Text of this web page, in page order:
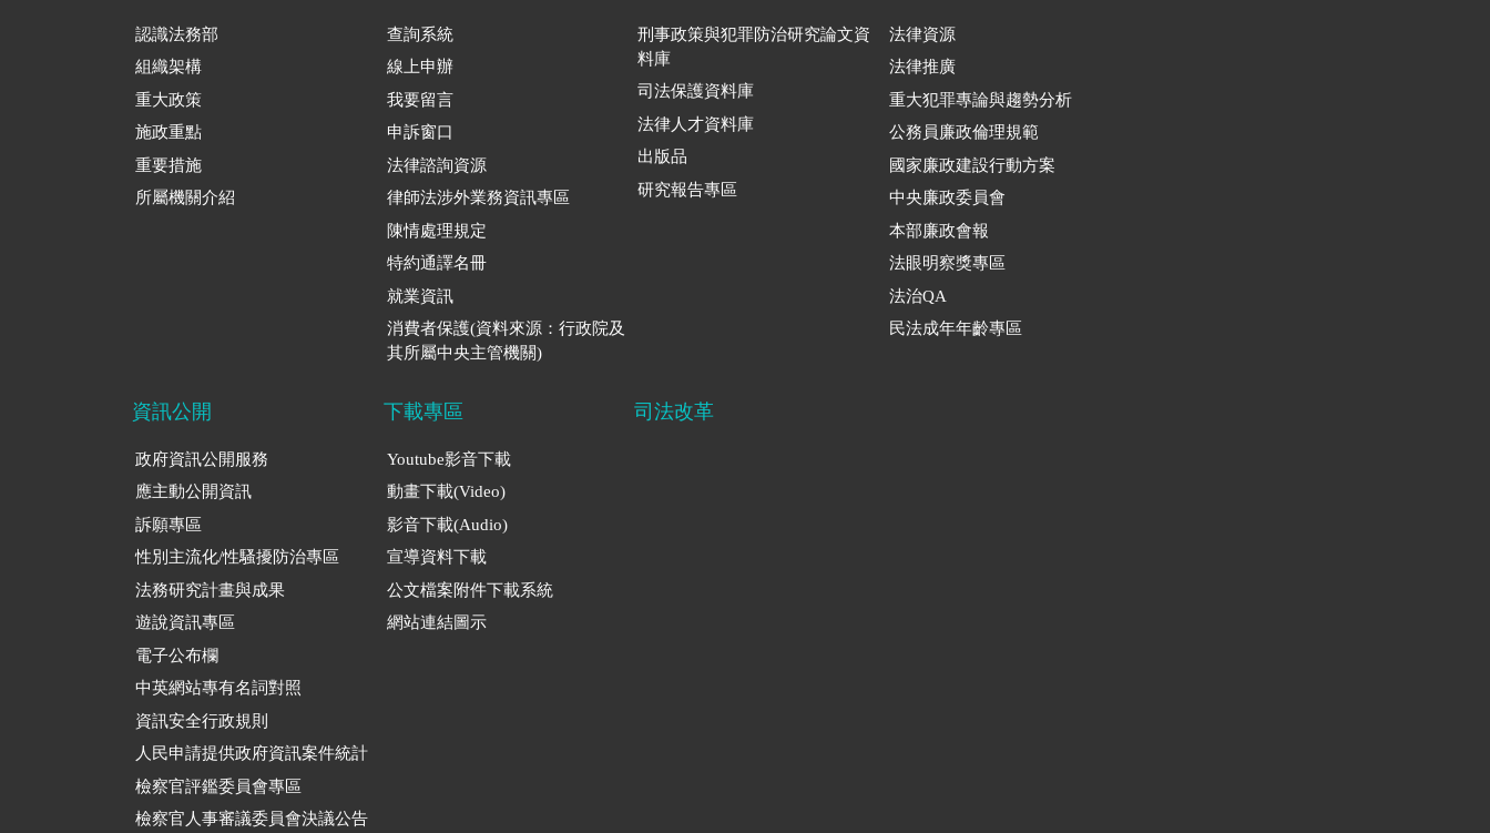
認識法務部
組織架構
重大政策
施政重點
重要措施
所屬機關介紹
查詢系統
線上申辦
我要留言
申訴窗口
法律諮詢資源
律師法涉外業務資訊專區
陳情處理規定
特約通譯名冊
就業資訊
消費者保護(資料來源：行政院及
其所屬中央主管機關)
刑事政策與犯罪防治研究論文資
料庫
司法保護資料庫
法律人才資料庫
出版品
研究報告專區
法律資源
法律推廣
重大犯罪專論與趨勢分析
公務員廉政倫理規範
國家廉政建設行動方案
中央廉政委員會
本部廉政會報
法眼明察獎專區
法治QA
民法成年年齡專區
資訊公開
政府資訊公開服務
應主動公開資訊
訴願專區
性別主流化/性騷擾防治專區
法務研究計畫與成果
遊說資訊專區
電子公布欄
中英網站專有名詞對照
資訊安全行政規則
人民申請提供政府資訊案件統計
檢察官評鑑委員會專區
檢察官人事審議委員會決議公告
下載專區
Youtube影音下載
動畫下載(Video)
影音下載(Audio)
宣導資料下載
公文檔案附件下載系統
網站連結圖示
司法改革